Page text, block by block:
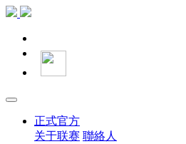
正式官方
关于联赛 聯絡人